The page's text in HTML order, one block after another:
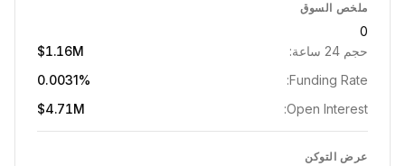
ملخص السوق
0
حجم 24 ساعة:
$1.16M
Funding Rate:
0.0031%
Open Interest:
$4.71M
عرض التوكن